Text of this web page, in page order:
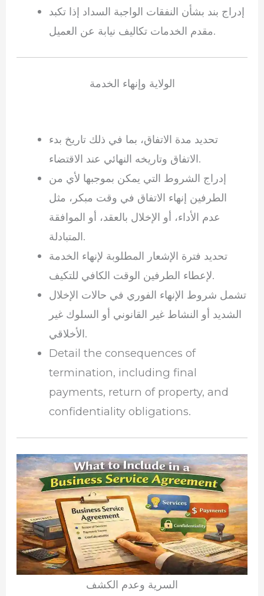
إدراج بند بشأن النفقات الواجبة السداد إذا تكبد
مقدم الخدمات تكاليف نيابة عن العميل.
الولاية وإنهاء الخدمة
تحديد مدة الاتفاق، بما في ذلك تاريخ بدء
الاتفاق وتاريخه النهائي عند الاقتضاء.
إدراج الشروط التي يمكن بموجبها لأي من
الطرفين إنهاء الاتفاق في وقت مبكر، مثل
عدم الأداء، أو الإخلال بالعقد، أو الموافقة
المتبادلة.
تحديد فترة الإشعار المطلوبة لإنهاء الخدمة
لإعطاء الطرفين الوقت الكافي للتكيف.
تشمل شروط الإنهاء الفوري في حالات الإخلال
الشديد أو النشاط غير القانوني أو السلوك غير
الأخلاقي.
Detail the consequences of
termination, including final
payments, return of property, and
confidentiality obligations.
السرية وعدم الكشف